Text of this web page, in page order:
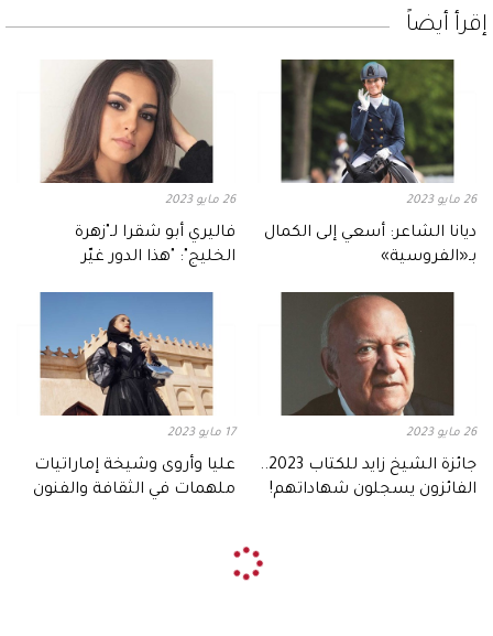
إقرأ أيضاً
26 مايو 2023
ديانا الشاعر: أسعي إلى الكمال
بـ«الفروسية»
26 مايو 2023
فاليري أبو شقرا لـ"زهرة
الخليج": "هذا الدور غيّر
26 مايو 2023
جائزة الشيخ زايد للكتاب 2023..
الفائزون يسجلون شهاداتهم!
17 مايو 2023
عليا وأروى وشيخة إماراتيات
ملهمات في الثقافة والفنون